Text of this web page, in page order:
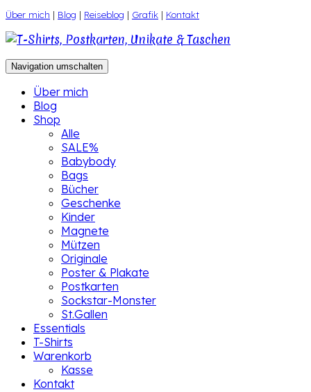
Zum
Inhalt
springen
Über mich | Blog | Reiseblog | Grafik | Kontakt
Navigation umschalten
Über mich
Blog
Shop
Alle
SALE%
Babybody
Bags
Bücher
Geschenke
Kinder
Magnete
Mützen
Originale
Poster & Plakate
Postkarten
Sockstar-Monster
St.Gallen
Essentials
T-Shirts
Warenkorb
Kasse
Kontakt